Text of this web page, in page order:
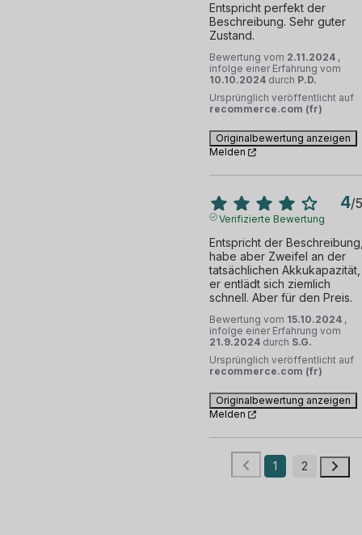
Entspricht perfekt der
Beschreibung. Sehr guter
Zustand.
Bewertung vom 2.11.2024 ,
infolge einer Erfahrung vom
10.10.2024 durch P.D.
Ursprünglich veröffentlicht auf
recommerce.com (fr)
Originalbewertung anzeigen
Melden
4/5
Verifizierte Bewertung
Entspricht der
habe aber Zweifel an der
tatsächlichen Akkukapazität,
er entlädt sich ziemlich
schnell. Aber für den Preis.
Bewertung vom 15.10.2024 ,
infolge einer Erfahrung vom
21.9.2024 durch S.G.
Ursprünglich veröffentlicht auf
recommerce.com (fr)
Originalbewertung anzeigen
Melden
1 2